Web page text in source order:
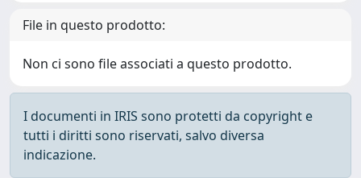
File in questo prodotto:
Non ci sono file associati a questo prodotto.
I documenti in IRIS sono protetti da copyright e
tutti i diritti sono riservati, salvo diversa
indicazione.